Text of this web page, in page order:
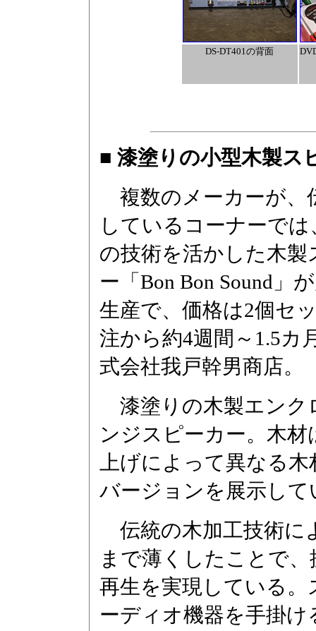
DS-DT401の背面
■ 漆塗りの小型木製ス
複数のメーカーが、
しているコーナーで
の技術を活かした木
ー「Bon Bon Sound」
生産で、価格は2個セ
注から約4週間～1.5カ
式会社我戸幹男商店。
漆塗りの木製エンク
ンジスピーカー。木
上げによって異なる
バージョンを展示して
伝統の木加工技術に
まで薄くしたことで
再生を実現している
ーディオ機器を手掛